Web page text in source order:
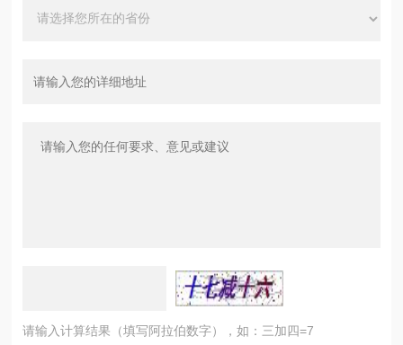
请输入计算结果（填写阿拉伯数字），如：三加四=7